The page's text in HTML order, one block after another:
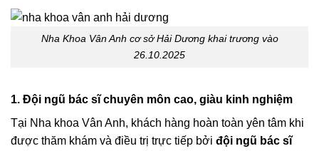
Nha Khoa Vân Anh cơ sở Hải Dương khai trương vào
26.10.2025
1. Đội ngũ bác sĩ chuyên môn cao, giàu kinh nghiệm
Tại Nha khoa Vân Anh, khách hàng hoàn toàn yên tâm khi
được thăm khám và điều trị trực tiếp bởi đội ngũ bác sĩ